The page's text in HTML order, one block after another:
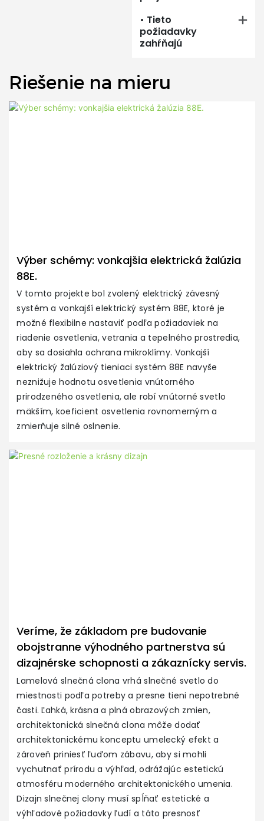
• Tieto
požiadavky
zahŕňajú
Riešenie na mieru
Výber schémy: vonkajšia elektrická žalúzia
88E.
V tomto projekte bol zvolený elektrický závesný
systém a vonkajší elektrický systém 88E, ktoré je
možné flexibilne nastaviť podľa požiadaviek na
riadenie osvetlenia, vetrania a tepelného prostredia,
aby sa dosiahla ochrana mikroklímy. Vonkajší
elektrický žalúziový tieniaci systém 88E navyše
neznižuje hodnotu osvetlenia vnútorného
prirodzeného osvetlenia, ale robí vnútorné svetlo
mäkším, koeficient osvetlenia rovnomerným a
zmierňuje silné oslnenie.
Veríme, že základom pre budovanie
obojstranne výhodného partnerstva sú
dizajnérske schopnosti a zákaznícky servis.
Lamelová slnečná clona vrhá slnečné svetlo do
miestnosti podľa potreby a presne tieni nepotrebné
časti. Ľahká, krásna a plná obrazových zmien,
architektonická slnečná clona môže dodať
architektonickému konceptu umelecký efekt a
zároveň priniesť ľuďom zábavu, aby si mohli
vychutnať prírodu a výhľad, odrážajúc estetickú
atmosféru moderného architektonického umenia.
Dizajn slnečnej clony musí spĺňať estetické a
výhľadové požiadavky ľudí a táto presnosť